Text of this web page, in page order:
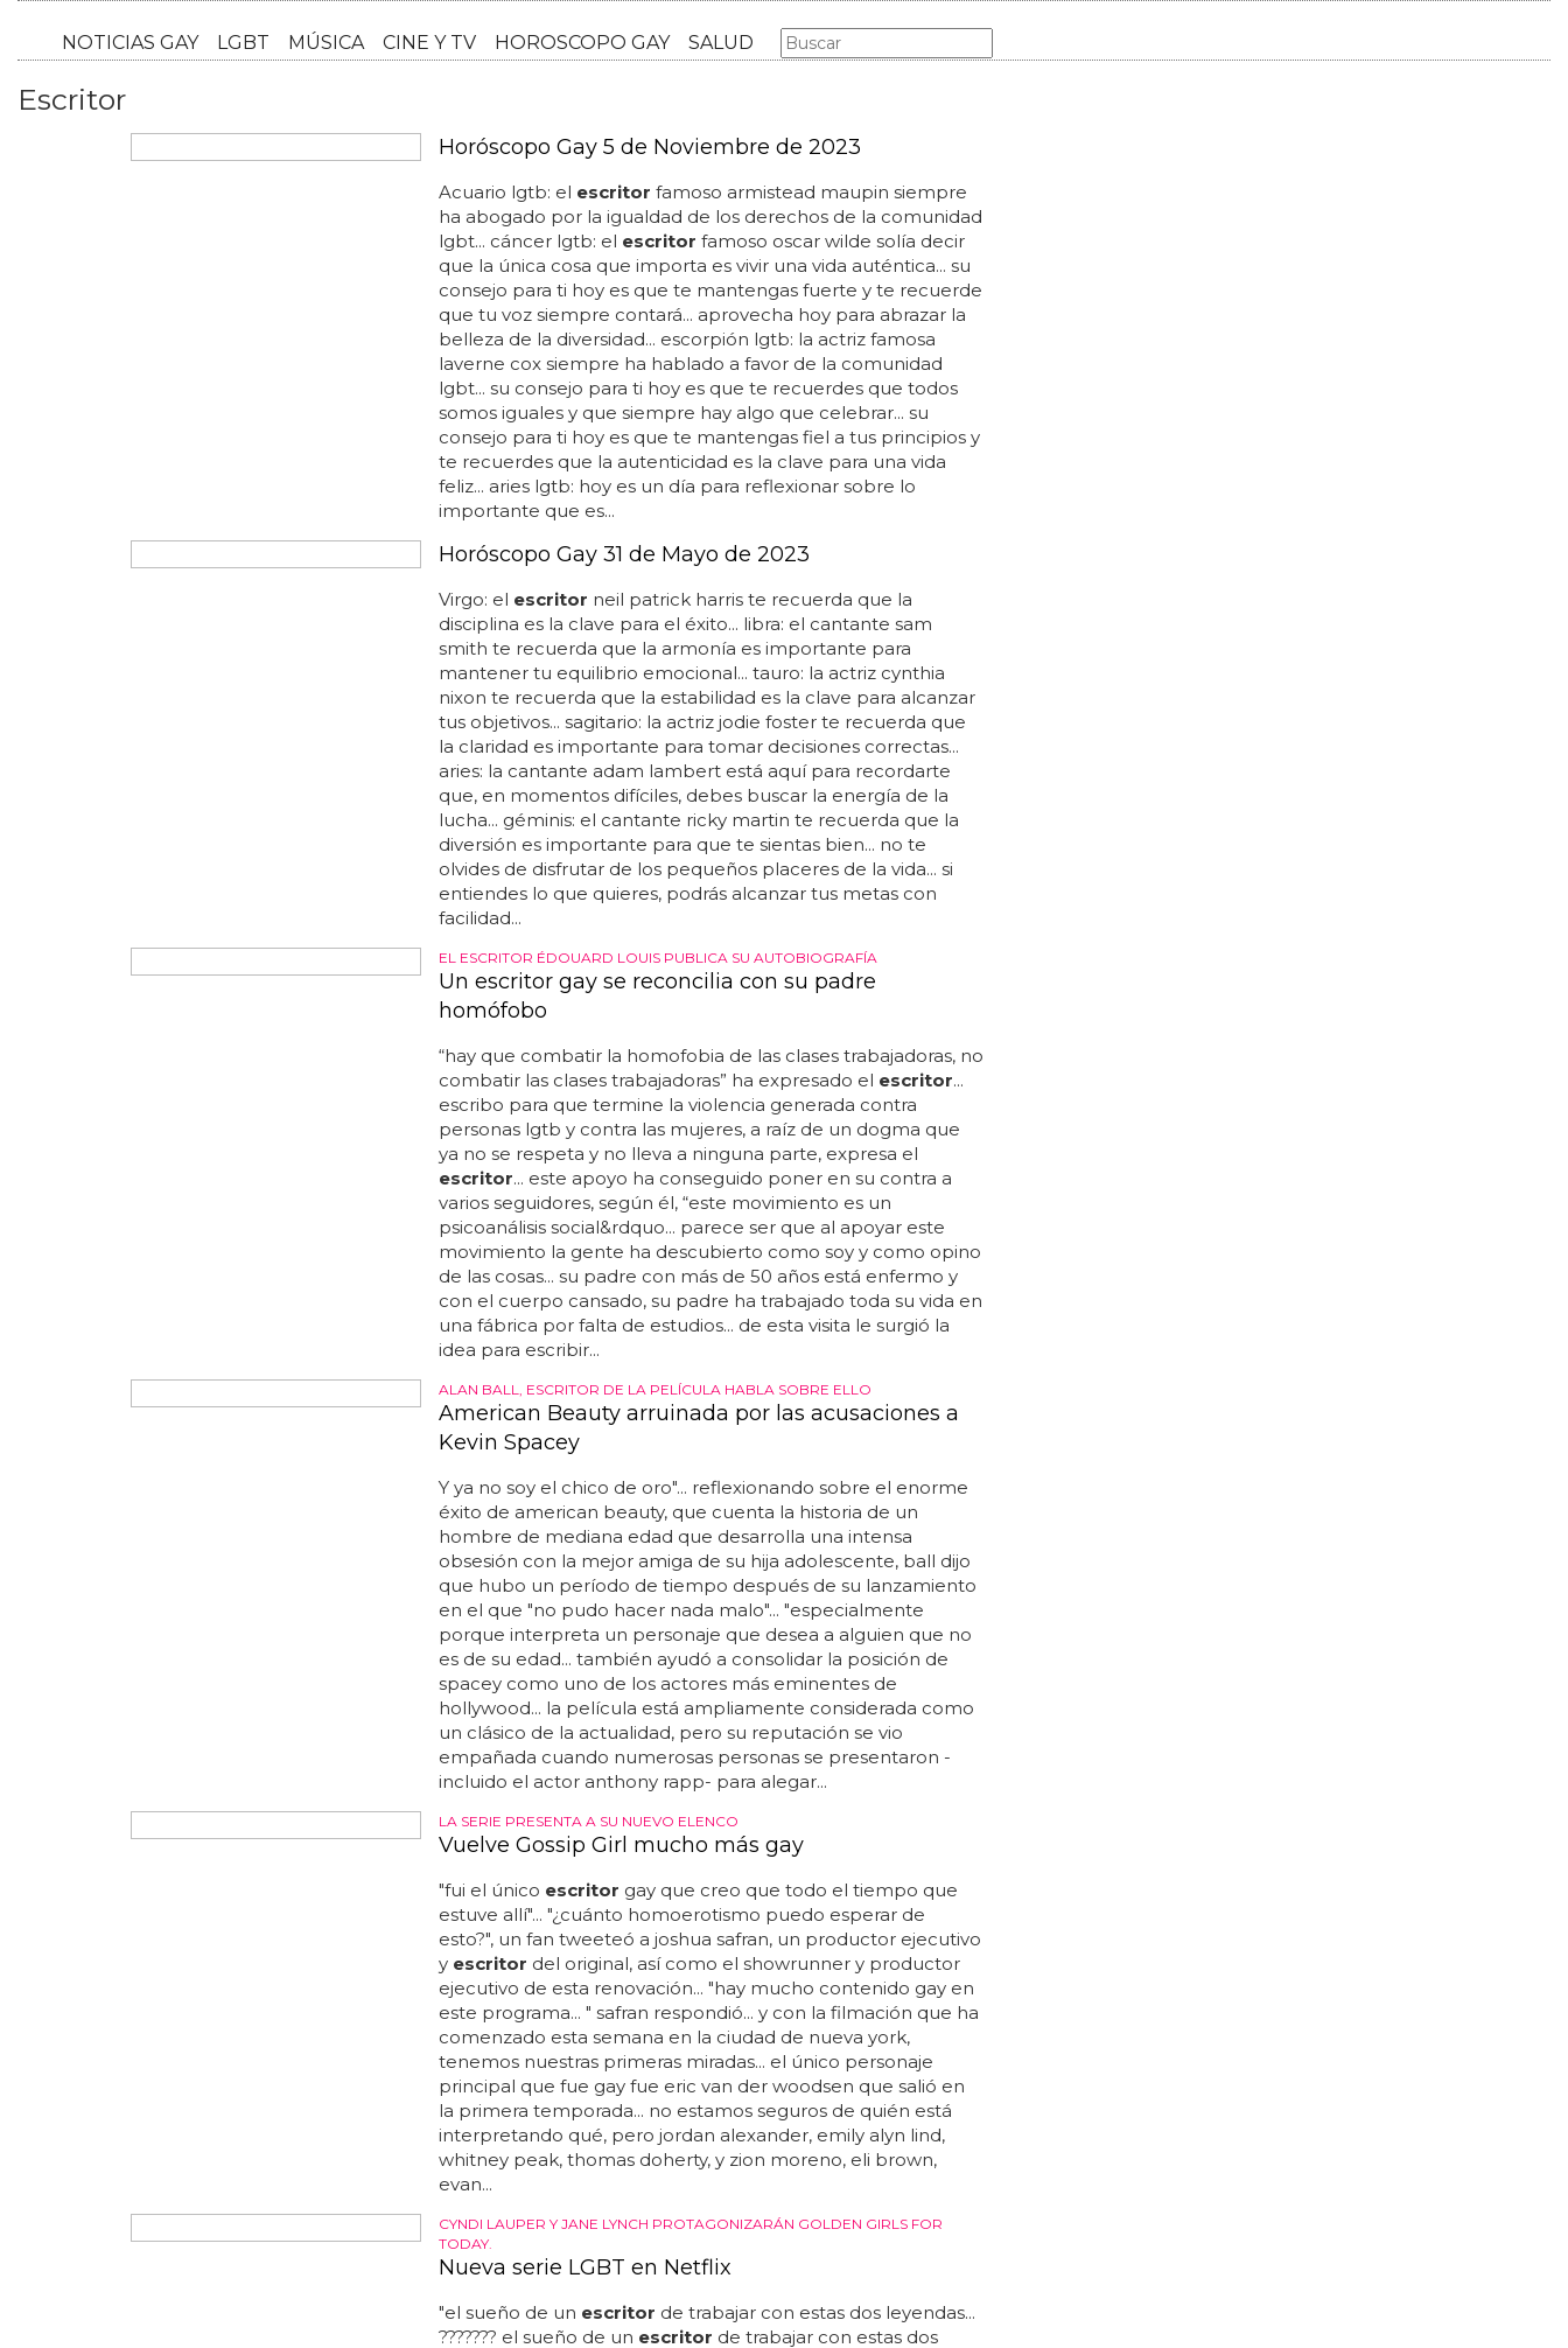
NOTICIAS GAY LGBT MÚSICA CINE Y TV
Acuario lgtb: elescritorfamoso armistead maupin siempre
ha abogado por la igualdad de los derechos de la comunidad
lgbt... cáncer lgtb: elescritorfamoso oscar wilde solía decir
que la única cosa que importa es vivir una vida auténtica... su
consejo para ti hoy es que te mantengas fuerte y te recuerde
que tu voz siempre contará... aprovecha hoy para abrazar la
belleza de la diversidad... escorpión lgtb: la actriz famosa
laverne cox siempre ha hablado a favor de la comunidad
lgbt... su consejo para ti hoy es que te recuerdes que todos
somos iguales y que siempre hay algo que celebrar... su
consejo para ti hoy es que te mantengas fiel a tus principios y
te recuerdes que la autenticidad es la clave para una vida
feliz... aries lgtb: hoy es un día para reflexionar sobre lo
Horóscopo Gay 31 de Mayo de 2023
Virgo: elescritorneil patrick harris te recuerda que la
disciplina es la clave para el éxito... libra: el cantante sam
smith te recuerda que la armonía es importante para
mantener tu equilibrio emocional... tauro: la actriz cynthia
nixon te recuerda que la estabilidad es la clave para alcanzar
tus objetivos... sagitario: la actriz jodie foster te recuerda que
la claridad es importante para tomar decisiones correctas...
aries: la cantante adam lambert está aquí para recordarte
que, en momentos difíciles, debes buscar la energía de la
lucha... géminis: el cantante ricky martin te recuerda que la
diversión es importante para que te sientas bien... no te
olvides de disfrutar de los pequeños placeres de la vida... si
entiendes lo que quieres, podrás alcanzar tus metas con
facilidad...
EL ESCRITOR ÉDOUARD LOUIS PUBLICA SU AUTOBIOGRAFÍA
Un escritor gay se reconcilia con su padre
homófobo
“hay que combatir la homofobia de las clases trabajadoras, no
combatir las clases trabajadoras” ha expresado el
escribo para que termine la violencia generada contra
personas lgtb y contra las mujeres, a raíz de un dogma que
ya no se respeta y no lleva a ninguna parte, expresa el
escritor ... este apoyo ha conseguido poner en su contra a
varios seguidores, según él, “este movimiento es un
psicoanálisis social&rdquo... parece ser que al apoyar este
movimiento la gente ha descubierto como soy y como opino
de las cosas... su padre con más de 50 años está enfermo y
con el cuerpo cansado, su padre ha trabajado toda su vida en
una fábrica por falta de estudios... de esta visita le surgió la
idea para escribir...
ALAN BALL, ESCRITOR DE LA PELÍCULA HABLA SOBRE ELLO
American Beauty arruinada por las acusaciones a
Kevin Spacey
Y ya no soy el chico de oro"... reflexionando sobre el enorme
éxito de american beauty, que cuenta la historia de un
hombre de mediana edad que desarrolla una intensa
obsesión con la mejor amiga de su hija adolescente, ball dijo
que hubo un período de tiempo después de su lanzamiento
en el que "no pudo hacer nada malo"... "especialmente
porque interpreta un personaje que desea a alguien que no
es de su edad... también ayudó a consolidar la posición de
spacey como uno de los actores más eminentes de
hollywood... la película está ampliamente considerada como
un clásico de la actualidad, pero su reputación se vio
empañada cuando numerosas personas se presentaron -
incluido el actor anthony rapp- para alegar...
LA SERIE PRESENTA A SU NUEVO ELENCO
Vuelve Gossip Girl mucho más gay
"fui el únicoescritorgay que creo que todo el tiempo que
esto?", un fan tweeteó a joshua safran, un productor ejecutivo
yescritordel original, así como el showrunner y productor